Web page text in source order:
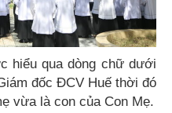
hiểu qua dòng chữ dưới
đốc ĐCV Huế thời đó
vừa là con của Con Mẹ.